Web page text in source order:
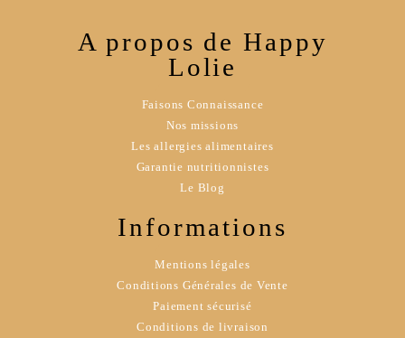
A propos de Happy
Lolie
Faisons Connaissance
Nos missions
Les allergies alimentaires
Garantie nutritionnistes
Le Blog
Informations
Mentions légales
Conditions Générales de Vente
Paiement sécurisé
Conditions de livraison